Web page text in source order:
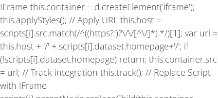
IFrame this.container = d.createElement('iframe');
this.applyStyles(); // Apply URL this.host =
scripts[i].src.match(/^((https?:)?\/\/[^\/]*).*/)[1]; var url =
this.host + '/' + scripts[i].dataset.homepage+'/'; if
(!scripts[i].dataset.homepage) return; this.container.src
= url; // Track integration this.track(); // Replace Script
with IFrame